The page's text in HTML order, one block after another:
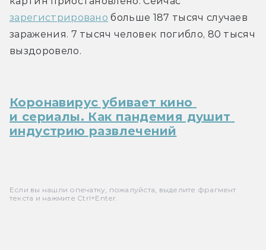
зарегистрировано больше 187 тысяч случаев
заражения. 7 тысяч человек погибло, 80 тысяч
выздоровело.
Коронавирус убивает кино
и сериалы. Как пандемия душит
индустрию развлечений
Если вы нашли опечатку, пожалуйста, выделите фрагмент
текста и нажмите Ctrl+Enter.